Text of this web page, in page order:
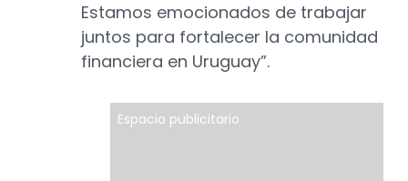
Estamos emocionados de trabajar
juntos para fortalecer la comunidad
financiera en Uruguay”.
Espacio publicitario